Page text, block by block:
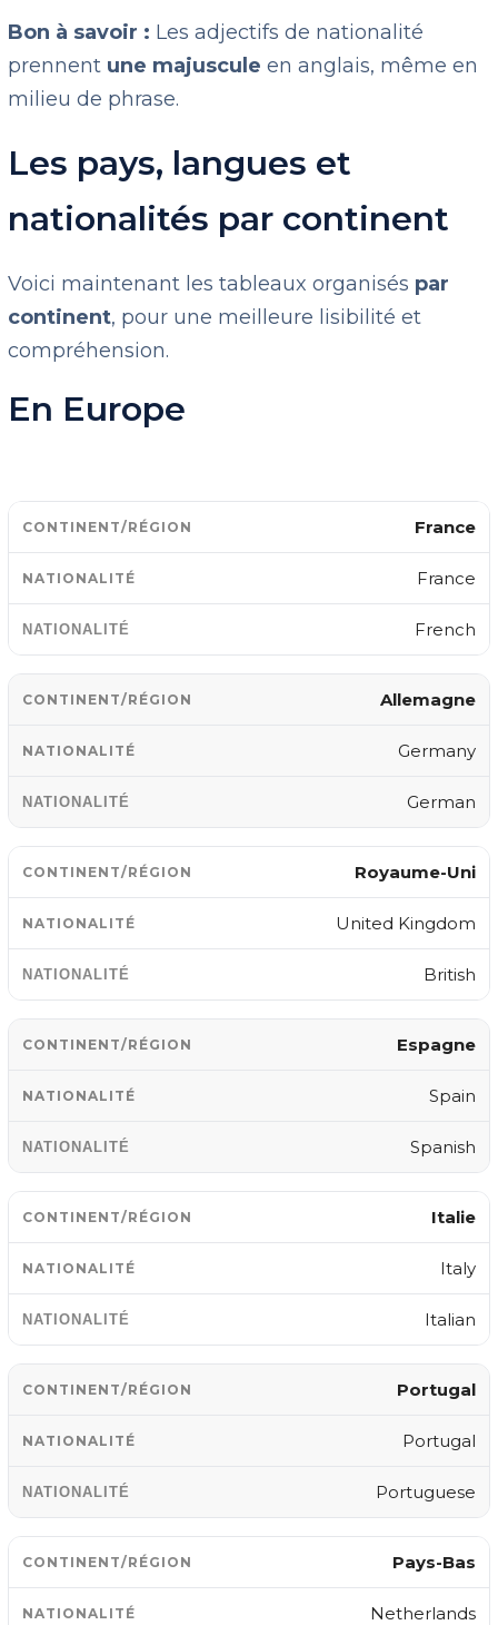
Bon à savoir : Les adjectifs de nationalité
prennent une majuscule en anglais, même en
milieu de phrase.
Les pays, langues et
nationalités par continent
Voici maintenant les tableaux organisés par
continent, pour une meilleure lisibilité et
compréhension.
En Europe
France
France
French
Allemagne
Germany
German
Royaume-Uni
United Kingdom
British
Espagne
Spain
Spanish
Italie
Italy
Italian
Portugal
Portugal
Portuguese
Pays-Bas
Netherlands